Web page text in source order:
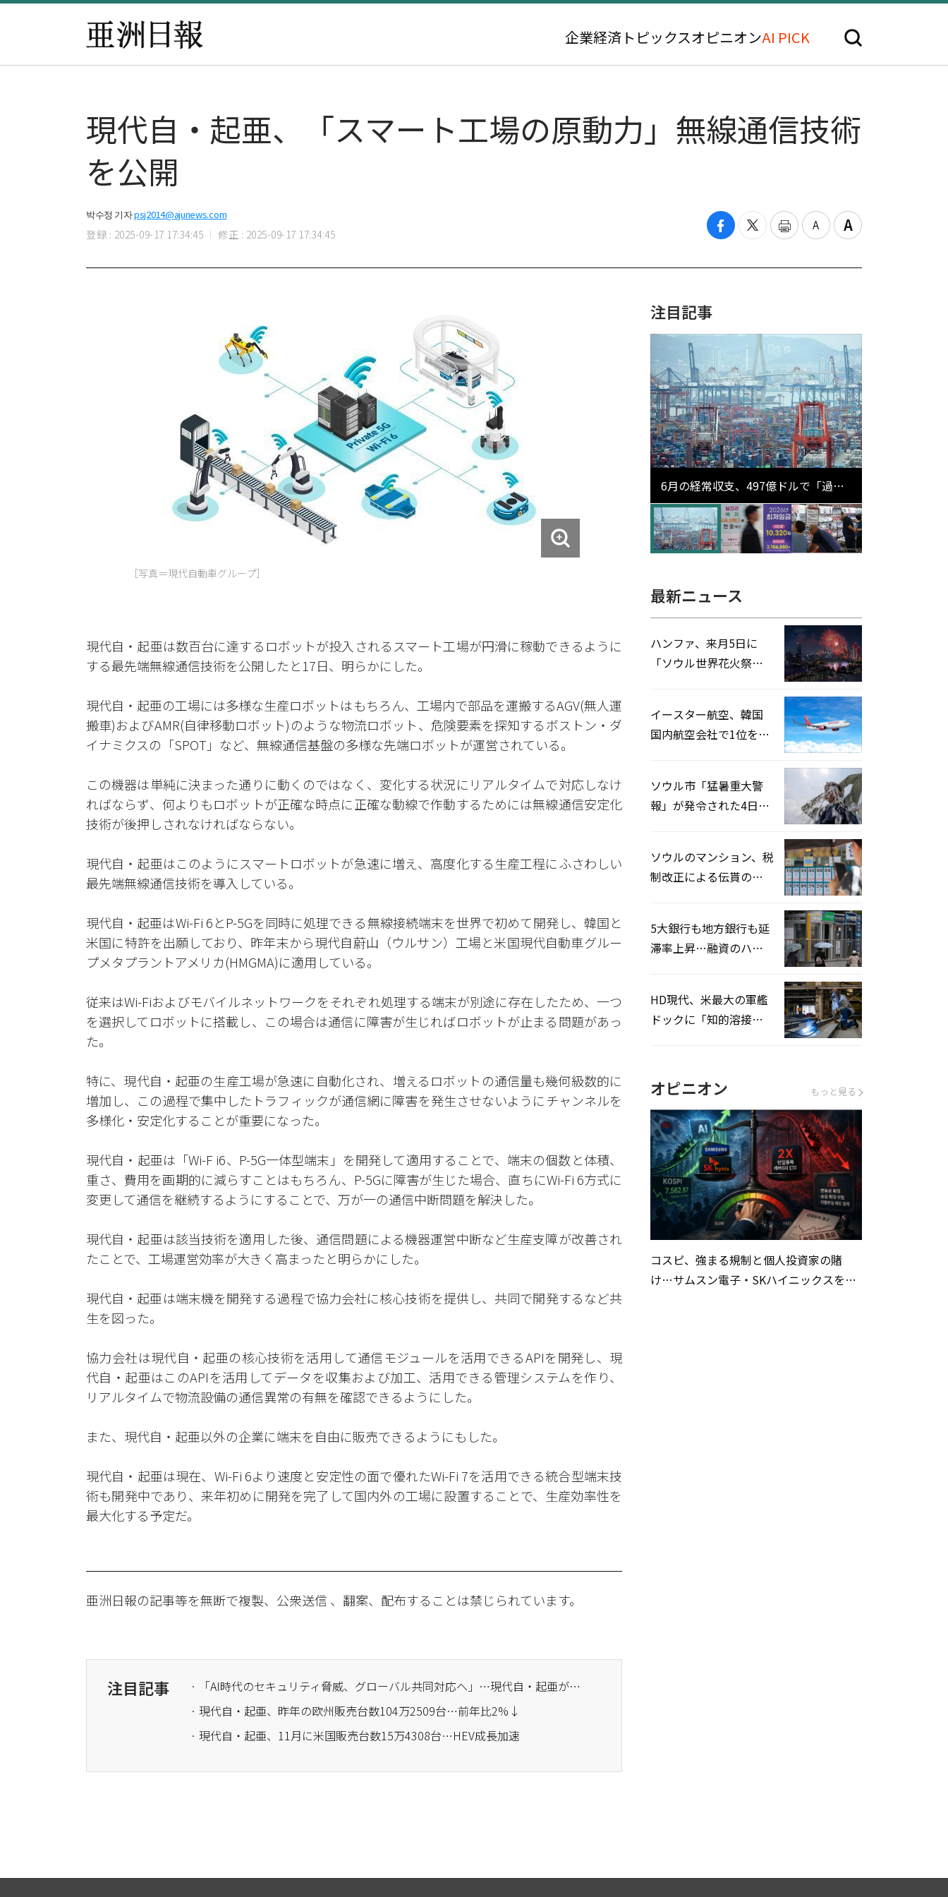
企業経済 トピックスオピニオンAI PICK
現代自・起亜、「スマート工場の原動力」無線通信技術
を公開
박수정 기자psj2014@ajunews.com
登録 : 2025-09-17 17:34:45 修正 : 2025-09-17 17:34:45
［写真＝現代自動車グループ］
現代自・起亜は数百台に達するロボットが投入されるスマート工場が円滑に稼動できるように
する最先端無線通信技術を公開したと17日、明らかにした。
現代自・起亜の工場には多様な生産ロボットはもちろん、工場内で部品を運搬するAGV(無人運
搬車)およびAMR(自律移動ロボット)のような物流ロボット、危険要素を探知するボストン・ダ
イナミクスの「SPOT」など、無線通信基盤の多様な先端ロボットが運営されている。
この機器は単純に決まった通りに動くのではなく、変化する状況にリアルタイムで対応しなけ
ればならず、何よりもロボットが正確な時点に正確な動線で作動するためには無線通信安定化
技術が後押しされなければならない。
現代自・起亜はこのようにスマートロボットが急速に増え、高度化する生産工程にふさわしい
最先端無線通信技術を導入している。
現代自・起亜はWi-Fi 6とP-5Gを同時に処理できる無線接続端末を世界で初めて開発し、韓国と
米国に特許を出願しており、昨年末から現代自蔚山（ウルサン）工場と米国現代自動車グルー
プメタプラントアメリカ(HMGMA)に適用している。
従来はWi-Fiおよびモバイルネットワークをそれぞれ処理する端末が別途に存在したため、一つ
を選択してロボットに搭載し、この場合は通信に障害が生じればロボットが止まる問題があっ
た。
特に、現代自・起亜の生産工場が急速に自動化され、増えるロボットの通信量も幾何級数的に
増加し、この過程で集中したトラフィックが通信網に障害を発生させないようにチャンネルを
多様化・安定化することが重要になった。
現代自・起亜は「Wi-F i6、P-5G一体型端末」を開発して適用することで、端末の個数と体積、
重さ、費用を画期的に減らすことはもちろん、P-5Gに障害が生じた場合、直ちにWi-Fi 6方式に
変更して通信を継続するようにすることで、万が一の通信中断問題を解決した。
現代自・起亜は該当技術を適用した後、通信問題による機器運営中断など生産支障が改善され
たことで、工場運営効率が大きく高まったと明らかにした。
現代自・起亜は端末機を開発する過程で協力会社に核心技術を提供し、共同で開発するなど共
生を図った。
協力会社は現代自・起亜の核心技術を活用して通信モジュールを活用できるAPIを開発し、現
代自・起亜はこのAPIを活用してデータを収集および加工、活用できる管理システムを作り、
リアルタイムで物流設備の通信異常の有無を確認できるようにした。
また、現代自・起亜以外の企業に端末を自由に販売できるようにもした。
現代自・起亜は現在、Wi-Fi 6より速度と安定性の面で優れたWi-Fi 7を活用できる統合型端末技
術も開発中であり、来年初めに開発を完了して国内外の工場に設置することで、生産効率性を
最大化する予定だ。
亜洲日報の記事等を無断で複製、公衆送信 、翻案、配布することは禁じられています。
注目記事
· 「AI時代のセキュリティ脅威、グローバル共同対応へ」…現代自・起亜が「サイバーセキュリティ・ワーキンググループ」を発足
· 現代自・起亜、昨年の欧州販売台数104万2509台…前年比2%↓
· 現代自・起亜、11月に米国販売台数15万4308台…HEV成長加速
注目記事
6月の経常収支、497億ドルで「過去
最大」…輸出が初の1000億ドル突破
最新ニュース
ハンファ、来月5日に
「ソウル世界花火祭り
イースター航空、韓国
国内航空会社で1位を記
ソウル市「猛暑重大警
報」が発令された4日、
ソウルのマンション、税
制改正による伝貰の月
5大銀行も地方銀行も延
滞率上昇…融資のハー
HD現代、米最大の軍艦
ドックに「知的溶接」
オピニオン もっと見る
コスピ、強まる規制と個人投資家の賭
け…サムスン電子・SKハイニックスを巡